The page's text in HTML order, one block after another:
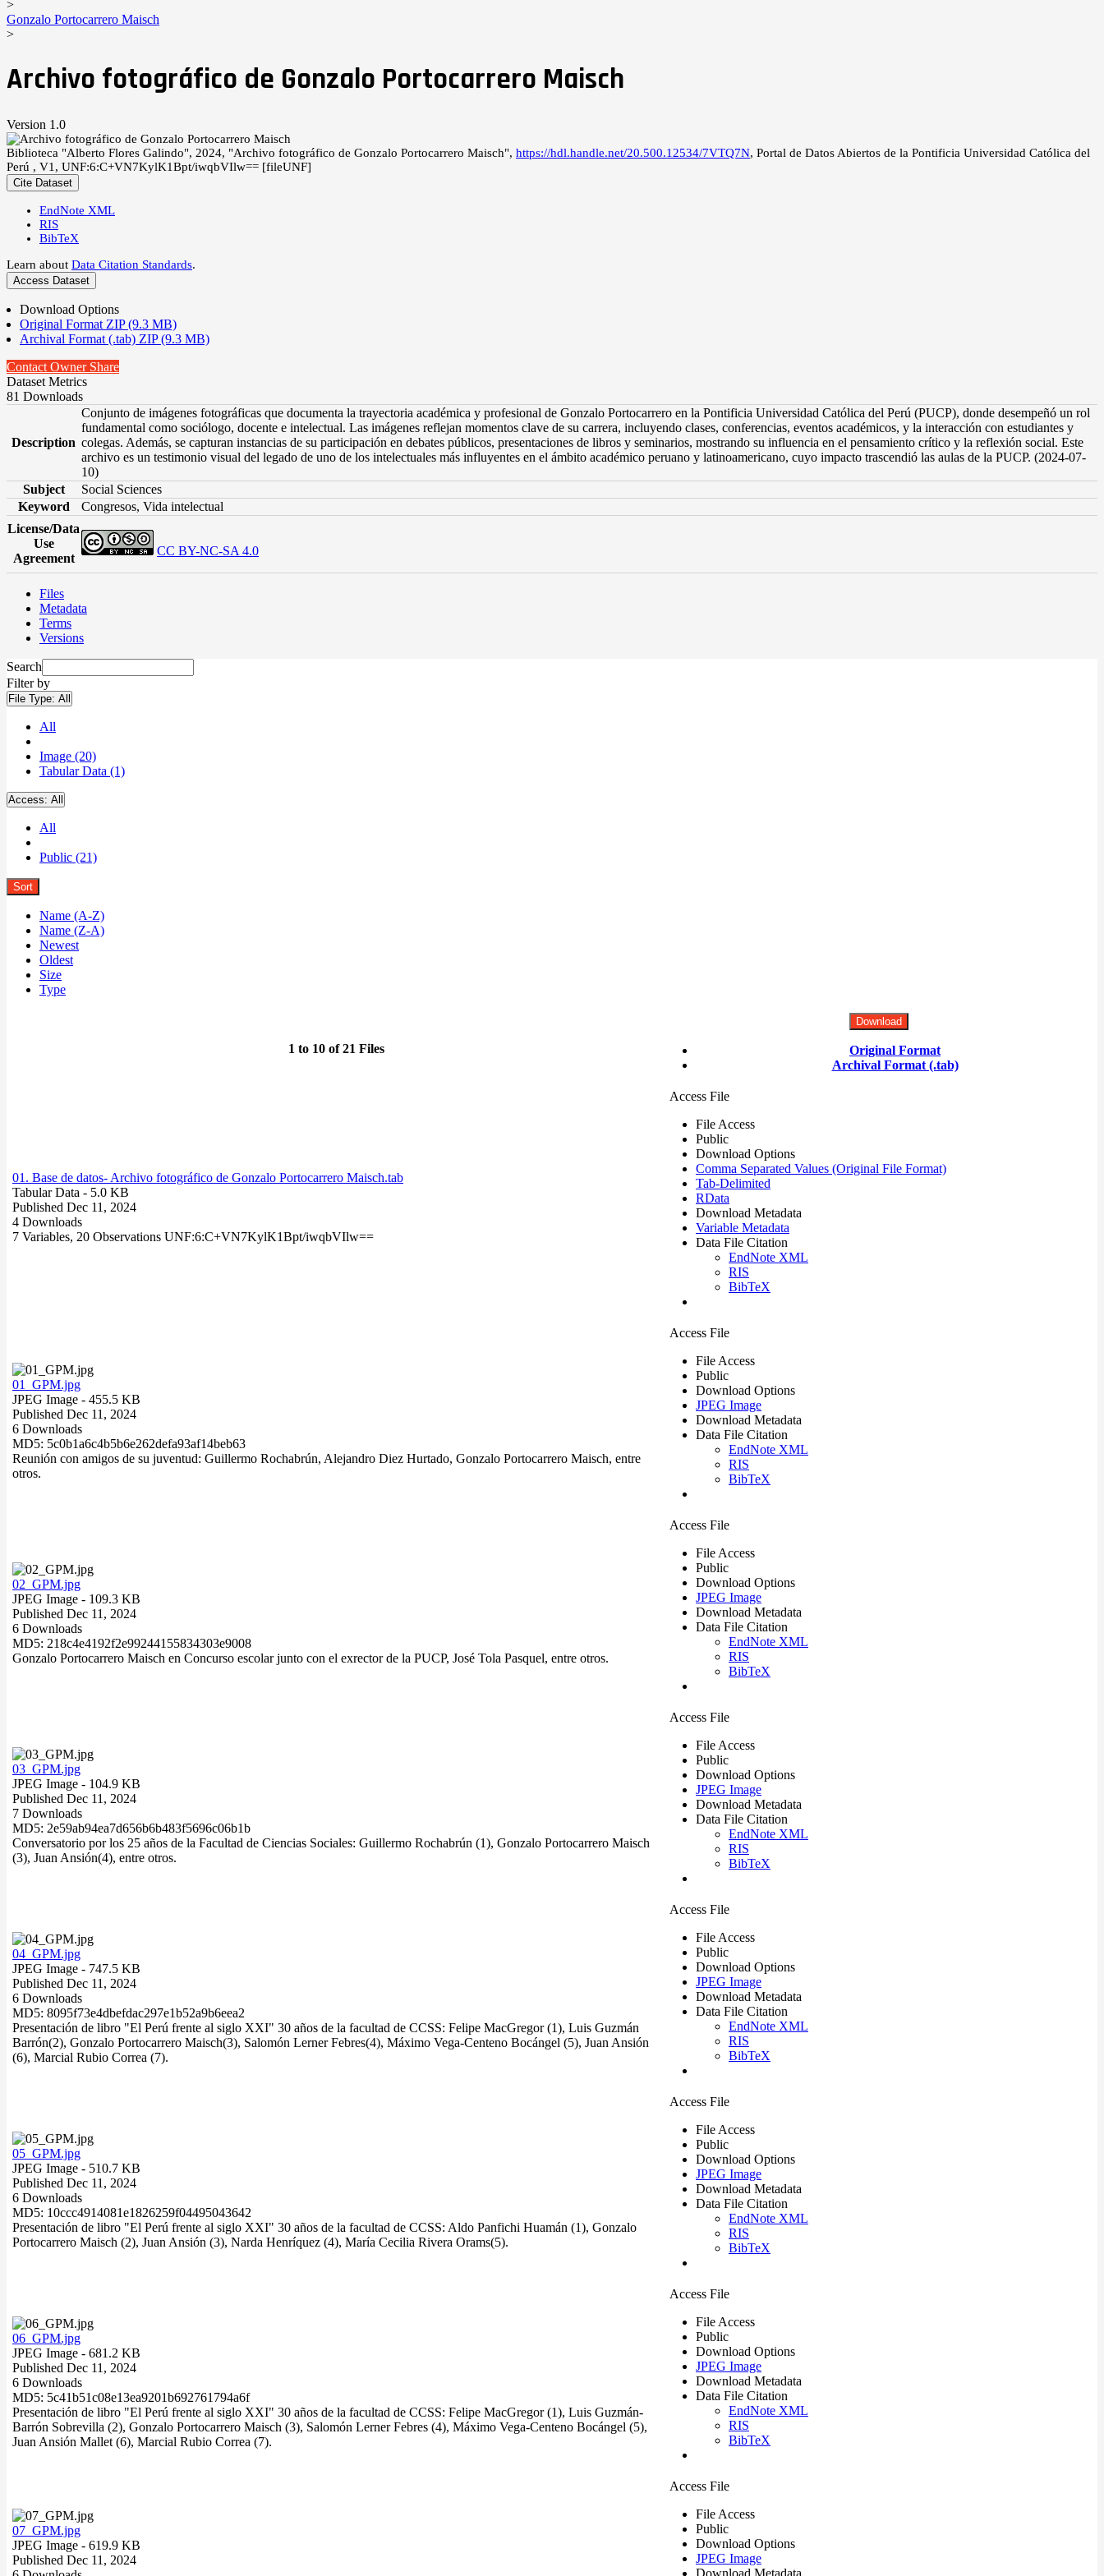
>
Gonzalo Portocarrero Maisch
>
Archivo fotográfico de Gonzalo Portocarrero Maisch
Version 1.0
Biblioteca "Alberto Flores Galindo", 2024, "Archivo fotográfico de Gonzalo Portocarrero Maisch", https://hdl.handle.net/20.500.12534/7VTQ7N, Portal de Datos Abiertos de la Pontificia Universidad Católica del
Perú , V1, UNF:6:C+VN7KylK1Bpt/iwqbVIlw== [fileUNF]
Cite Dataset
EndNote XML
RIS
BibTeX
Learn about Data Citation Standards.
Access Dataset
Download Options
Original Format ZIP (9.3 MB)
Archival Format (.tab) ZIP (9.3 MB)
Contact Owner Share
Dataset Metrics
81 Downloads
Description
Conjunto de imágenes fotográficas que documenta la trayectoria académica y profesional de Gonzalo Portocarrero en la Pontificia Universidad Católica del Perú (PUCP), donde desempeñó un rol
fundamental como sociólogo, docente e intelectual. Las imágenes reflejan momentos clave de su carrera, incluyendo clases, conferencias, eventos académicos, y la interacción con estudiantes y
colegas. Además, se capturan instancias de su participación en debates públicos, presentaciones de libros y seminarios, mostrando su influencia en el pensamiento crítico y la reflexión social. Este
archivo es un testimonio visual del legado de uno de los intelectuales más influyentes en el ámbito académico peruano y latinoamericano, cuyo impacto trascendió las aulas de la PUCP. (2024-07-
10)
Subject
Social Sciences
Keyword
Congresos, Vida intelectual
License/Data
Use
Agreement
CC BY-NC-SA 4.0
Files
Metadata
Terms
Versions
Search
Filter by
File Type: All
All
Image (20)
Tabular Data (1)
Access: All
All
Public (21)
Sort
Name (A-Z)
Name (Z-A)
Newest
Oldest
Size
Type
1 to 10 of 21 Files
Download
Original Format
Archival Format (.tab)
01. Base de datos- Archivo fotográfico de Gonzalo Portocarrero Maisch.tab
Tabular Data - 5.0 KB
Published Dec 11, 2024
4 Downloads
7 Variables, 20 Observations UNF:6:C+VN7KylK1Bpt/iwqbVIlw==
Access File
File Access
Public
Download Options
Comma Separated Values (Original File Format)
Tab-Delimited
RData
Download Metadata
Variable Metadata
Data File Citation
EndNote XML
RIS
BibTeX
01_GPM.jpg
JPEG Image - 455.5 KB
Published Dec 11, 2024
6 Downloads
MD5: 5c0b1a6c4b5b6e262defa93af14beb63
Reunión con amigos de su juventud: Guillermo Rochabrún, Alejandro Diez Hurtado, Gonzalo Portocarrero Maisch, entre
otros.
Access File
File Access
Public
Download Options
JPEG Image
Download Metadata
Data File Citation
EndNote XML
RIS
BibTeX
02_GPM.jpg
JPEG Image - 109.3 KB
Published Dec 11, 2024
6 Downloads
MD5: 218c4e4192f2e99244155834303e9008
Gonzalo Portocarrero Maisch en Concurso escolar junto con el exrector de la PUCP, José Tola Pasquel, entre otros.
Access File
File Access
Public
Download Options
JPEG Image
Download Metadata
Data File Citation
EndNote XML
RIS
BibTeX
03_GPM.jpg
JPEG Image - 104.9 KB
Published Dec 11, 2024
7 Downloads
MD5: 2e59ab94ea7d656b6b483f5696c06b1b
Conversatorio por los 25 años de la Facultad de Ciencias Sociales: Guillermo Rochabrún (1), Gonzalo Portocarrero Maisch
(3), Juan Ansión(4), entre otros.
Access File
File Access
Public
Download Options
JPEG Image
Download Metadata
Data File Citation
EndNote XML
RIS
BibTeX
04_GPM.jpg
JPEG Image - 747.5 KB
Published Dec 11, 2024
6 Downloads
MD5: 8095f73e4dbefdac297e1b52a9b6eea2
Presentación de libro "El Perú frente al siglo XXI" 30 años de la facultad de CCSS: Felipe MacGregor (1), Luis Guzmán
Barrón(2), Gonzalo Portocarrero Maisch(3), Salomón Lerner Febres(4), Máximo Vega-Centeno Bocángel (5), Juan Ansión
(6), Marcial Rubio Correa (7).
Access File
File Access
Public
Download Options
JPEG Image
Download Metadata
Data File Citation
EndNote XML
RIS
BibTeX
05_GPM.jpg
JPEG Image - 510.7 KB
Published Dec 11, 2024
6 Downloads
MD5: 10ccc4914081e1826259f04495043642
Presentación de libro "El Perú frente al siglo XXI" 30 años de la facultad de CCSS: Aldo Panfichi Huamán (1), Gonzalo
Portocarrero Maisch (2), Juan Ansión (3), Narda Henríquez (4), María Cecilia Rivera Orams(5).
Access File
File Access
Public
Download Options
JPEG Image
Download Metadata
Data File Citation
EndNote XML
RIS
BibTeX
06_GPM.jpg
JPEG Image - 681.2 KB
Published Dec 11, 2024
6 Downloads
MD5: 5c41b51c08e13ea9201b692761794a6f
Presentación de libro "El Perú frente al siglo XXI" 30 años de la facultad de CCSS: Felipe MacGregor (1), Luis Guzmán-
Barrón Sobrevilla (2), Gonzalo Portocarrero Maisch (3), Salomón Lerner Febres (4), Máximo Vega-Centeno Bocángel (5),
Juan Ansión Mallet (6), Marcial Rubio Correa (7).
Access File
File Access
Public
Download Options
JPEG Image
Download Metadata
Data File Citation
EndNote XML
RIS
BibTeX
07_GPM.jpg
JPEG Image - 619.9 KB
Published Dec 11, 2024
Access File
File Access
Public
Download Options
JPEG Image
Download Metadata